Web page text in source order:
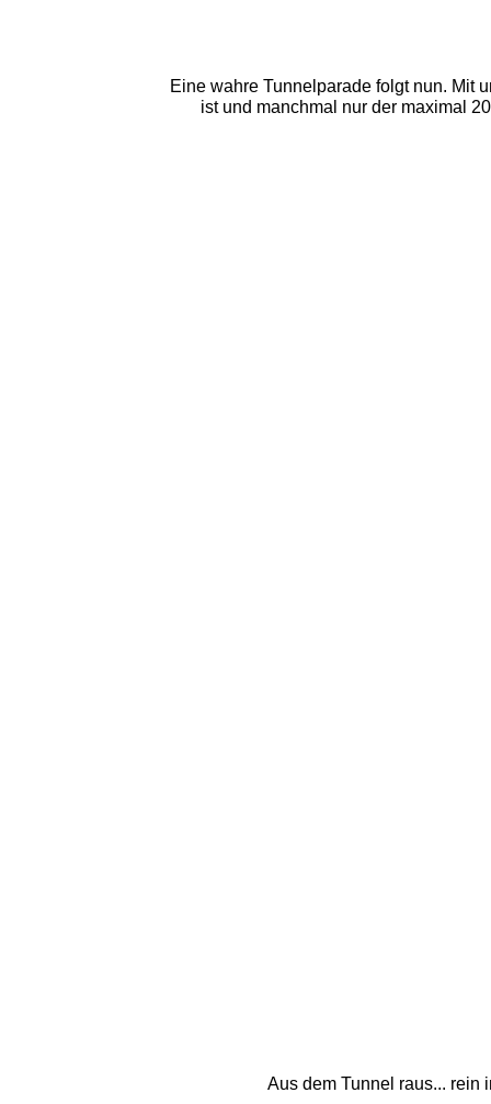
Aus dem Tunnel raus... rein
Eine wahre Tunnelparade folgt nun. Mit
ist und manchmal nur der maximal